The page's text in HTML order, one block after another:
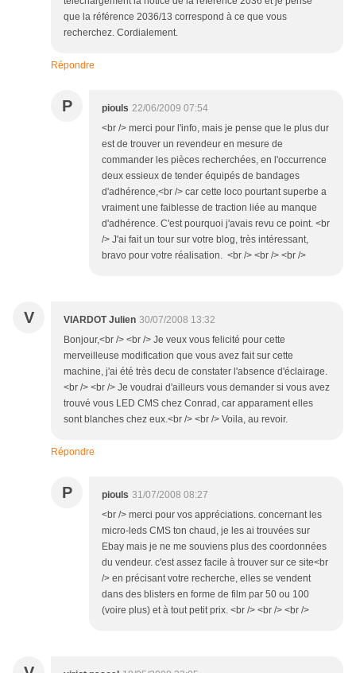
que la référence 2036/13 correspond à ce que vous
recherchez. Cordialement.
Répondre
P piouls 22/06/2009 07:54
<br /> merci pour l'info, mais je pense que le plus dur
est de trouver un revendeur en mesure de
commander les pièces recherchées, en l'occurrence
deux essieux de tender équipés de bandages
d'adhérence,<br /> car cette loco pourtant superbe a
vraiment une faiblesse de traction liée au manque
d'adhérence. C'est pourquoi j'avais revu ce point. <br
/> J'ai fait un tour sur votre blog, très intéressant,
bravo pour votre réalisation. <br /> <br /> <br />
V VIARDOT Julien 30/07/2008 13:32
Bonjour,<br /> <br /> Je veux vous felicité pour cette
merveilleuse modification que vous avez fait sur cette
machine, j'ai été très decu de constater l'absence d'éclairage.
<br /> <br /> Je voudrai d'ailleurs vous demander si vous avez
trouvé vous LED CMS chez Conrad, car apparament elles
sont blanches chez eux.<br /> <br /> Voila, au revoir.
Répondre
P piouls 31/07/2008 08:27
<br /> merci pour vos appréciations. concernant les
micro-leds CMS ton chaud, je les ai trouvées sur
Ebay mais je ne me souviens plus des coordonnées
du vendeur. c'est assez facile à trouver sur ce site<br
/> en précisant votre recherche, elles se vendent
dans des blisters en forme de film par 50 ou 100
(voire plus) et à tout petit prix. <br /> <br /> <br />